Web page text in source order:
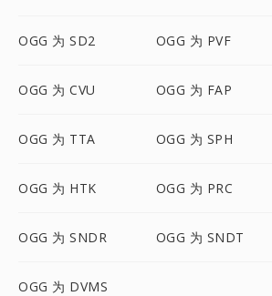
OGG 为 SD2 OGG 为 PVF
OGG 为 CVU OGG 为 FAP
OGG 为 TTA OGG 为 SPH
OGG 为 HTK OGG 为 PRC
OGG 为 SNDR OGG 为 SNDT
OGG 为 DVMS